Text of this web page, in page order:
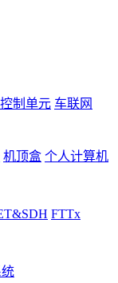
制单元 车联网
机顶盒 个人计算机
FTTx